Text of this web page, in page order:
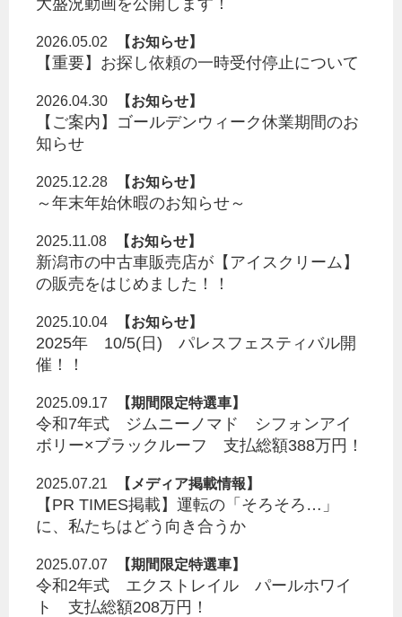
SERVICE
大盛況動画を公開します！
2026.05.02 【お知らせ】
【重要】お探し依頼の一時受付停止について
2026.04.30 【お知らせ】
【ご案内】ゴールデンウィーク休業期間のお
知らせ
2025.12.28 【お知らせ】
～年末年始休暇のお知らせ～
2025.11.08 【お知らせ】
新潟市の中古車販売店が【アイスクリーム】
の販売をはじめました！！
2025.10.04 【お知らせ】
2025年 10/5(日) パレスフェスティバル開
催！！
2025.09.17 【期間限定特選車】
令和7年式 ジムニーノマド シフォンアイ
ボリー×ブラックルーフ 支払総額388万円！
2025.07.21 【メディア掲載情報】
【PR TIMES掲載】運転の「そろそろ…」
に、私たちはどう向き合うか
2025.07.07 【期間限定特選車】
令和2年式 エクストレイル パールホワイ
ト 支払総額208万円！